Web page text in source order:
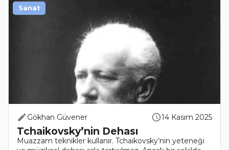
Gökhan Güvener 14 Kasım 2025
Tchaikovsky’nin Dehası
Muazzam teknikler kullanır. Tchaikovsky’nin yeteneği
Sanat